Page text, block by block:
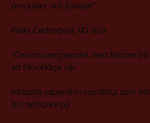
produkter och tjänster".
Peter Cederqvist, VD Bizit
"Genom samgåendet med Nocom
att förverkliga vår
fortsatta expansion samtidigt som
blir synligare på